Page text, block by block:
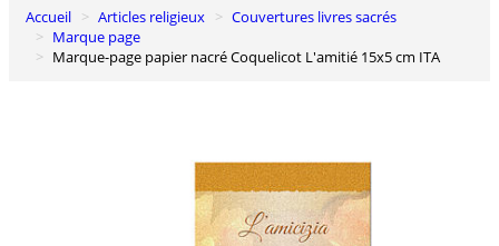
0
Panier
Accueil Articles religieux
Couvertures livres sacrés
Marque page
Marque-page papier nacré Coquelicot L'amitié 15x5 cm ITA